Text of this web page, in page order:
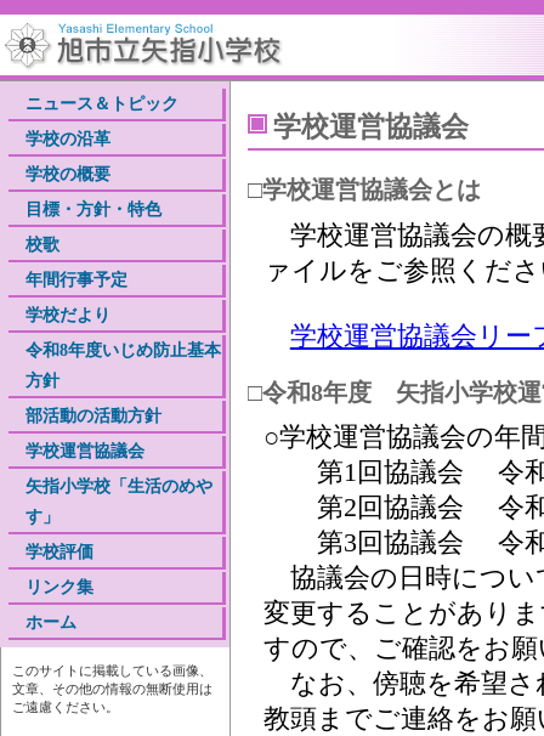
ニュース＆トピック
学校の沿革
学校の概要
目標・方針・特色
校歌
年間行事予定
学校だより
令和8年度いじめ防止基本
方針
部活動の活動方針
学校運営協議会
矢指小学校「生活のめや
す」
学校評価
リンク集
ホーム
このサイトに掲載している画像、
文章、その他の情報の無断使用は
ご遠慮ください。
学校運営協議会
□学校運営協議会とは
学校運営協議会の概
ァイルをご参照くだ
学校運営協議会リー
□令和8年度 矢指小学校運
○学校運営協議会の年
第1回協議会 令和
第2回協議会 令和
第3回協議会 令和
協議会の日時につい
変更することがあり
すので、ご確認をお
なお、傍聴を希望さ
教頭までご連絡をお